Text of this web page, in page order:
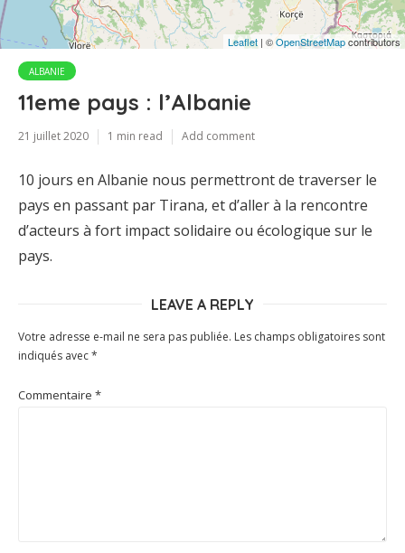
Leaflet | ©OpenStreetMapcontributors
ALBANIE
11eme pays : l’Albanie
21 juillet 2020 1 min read Add comment
10 jours en Albanie nous permettront de traverser le
pays en passant par Tirana, et d’aller à la rencontre
d’acteurs à fort impact solidaire ou écologique sur le
pays.
LEAVE A REPLY
Votre adresse e-mail ne sera pas publiée. Les champs obligatoires sont
indiqués avec*
Commentaire *